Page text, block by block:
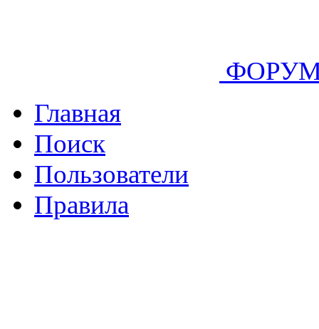
Главная
Поиск
Пользователи
Правила